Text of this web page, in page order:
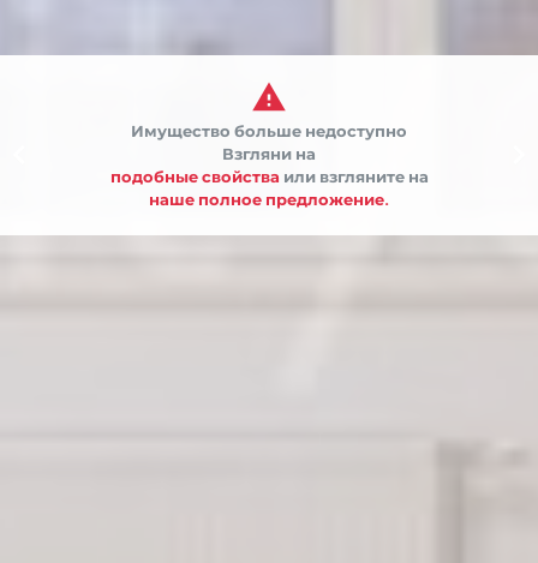

Имущество больше недоступно
Взгляни на
подобные свойства или взгляните на
наше полное предложение.